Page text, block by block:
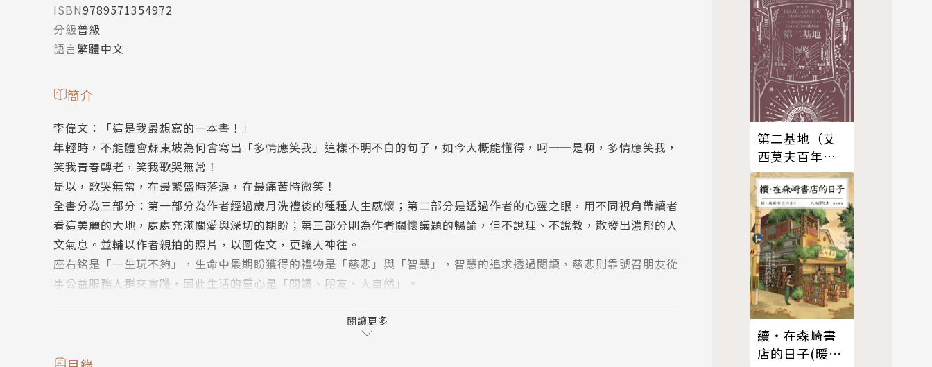
ISBN9789571354972
分級普級
語言繁體中文
簡介
李偉文：「這是我最想寫的一本書！」
年輕時，不能體會蘇東坡為何會寫出「多情應笑我」這樣不明不白的句子，如今大概能懂得，呵──是啊，多情應笑我，
笑我青春轉老，笑我歌哭無常！
是以，歌哭無常，在最繁盛時落淚，在最痛苦時微笑！
全書分為三部分：第一部分為作者經過歲月洗禮後的種種人生感懷；第二部分是透過作者的心靈之眼，用不同視角帶讀者
看這美麗的大地，處處充滿關愛與深切的期盼；第三部分則為作者關懷議題的暢論，但不說理、不說教，散發出濃郁的人
文氣息。並輔以作者親拍的照片，以圖佐文，更讓人神往。
座右銘是「一生玩不夠」，生命中最期盼獲得的禮物是「慈悲」與「智慧」，智慧的追求透過閱讀，慈悲則靠號召朋友從
事公益服務人群來實踐，因此生活的重心是「閱讀、朋友、大自然」。
設在自己的牙醫診所內。喜歡閱讀，所以將診所變成了可供社區民眾借書的圖書館，並且曾經擔任金鼎獎評審、全國好書
相信影像對民眾的影響力，因此曾經擔任公共電視、華視電視公司的董事，並且陪著孩子從電影中進行生命教育的學
閱讀更多
第二基地（艾
西莫夫百年誕
辰紀念典藏
版）
續‧在森崎書
店的日子(暖心